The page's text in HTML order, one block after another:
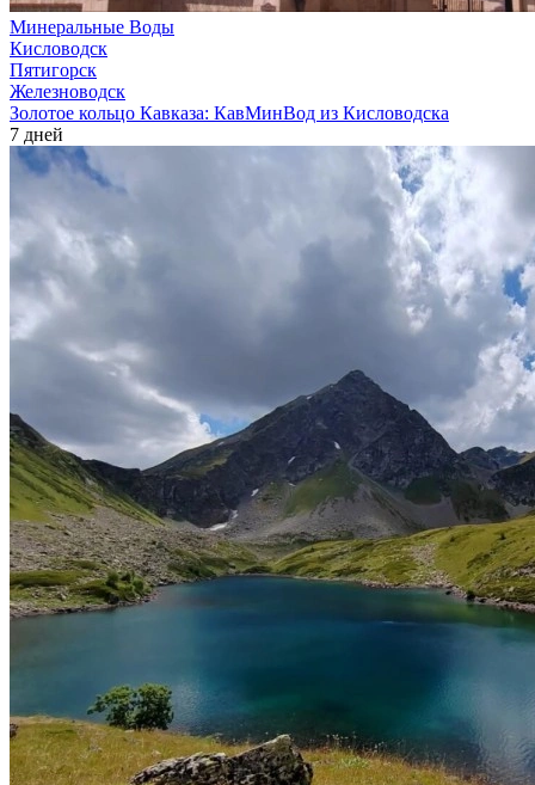
Минеральные Воды
Кисловодск
Пятигорск
Железноводск
Золотое кольцо Кавказа: КавМинВод из Кисловодска
7 дней